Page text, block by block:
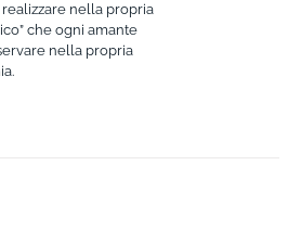
nella propria
che ogni amante
nella propria